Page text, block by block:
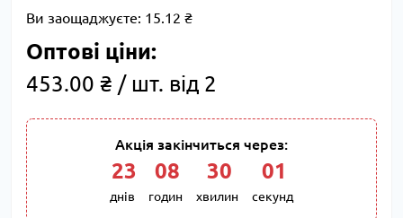
Ви заощаджуєте: 15.12 ₴
Оптові ціни:
453.00 ₴ / шт. від 2
Акція закінчиться через:
23
днів
08
годин
30
хвилин
00
секунд